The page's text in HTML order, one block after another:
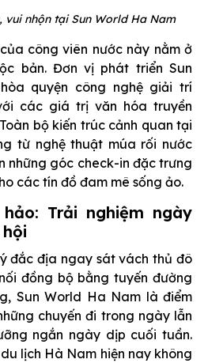
vui nhộn tại Sun World Ha Nam
công viên nước này nằm ở
bản. Đơn vị phát triển Sun
quyện công nghệ giải trí
các giá trị văn hóa truyền
bộ kiến trúc cảnh quan tại
từ nghệ thuật múa rối nước
những góc check-in đặc trưng
các tín đồ đam mê sống ảo.
Trải nghiệm ngày
đắc địa ngay sát vách thủ đô
đồng bộ bằng tuyến đường
Sun World Ha Nam là điểm
chuyến đi trong ngày lẫn
ngắn ngày dịp cuối tuần.
lịch Hà Nam hiện nay không